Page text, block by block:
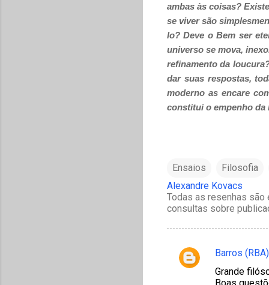
ambas às coisas?
se viver são
lo? Deve o Bem ser
universo se mova,
refinamento da
dar suas respostas,
moderno as encare
constitui o empenho da
Ensaios Filosofia
Alexandre Kovacs
Todas as resenhas são
consultas sobre
C
Barros (RBA)
Grande
Boas